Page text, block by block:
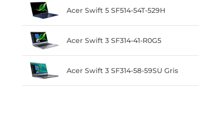
Acer Swift 5 SF514-54T-529H
Acer Swift 3 SF314-41-R0G5
Acer Swift 3 SF314-58-59SU Gris